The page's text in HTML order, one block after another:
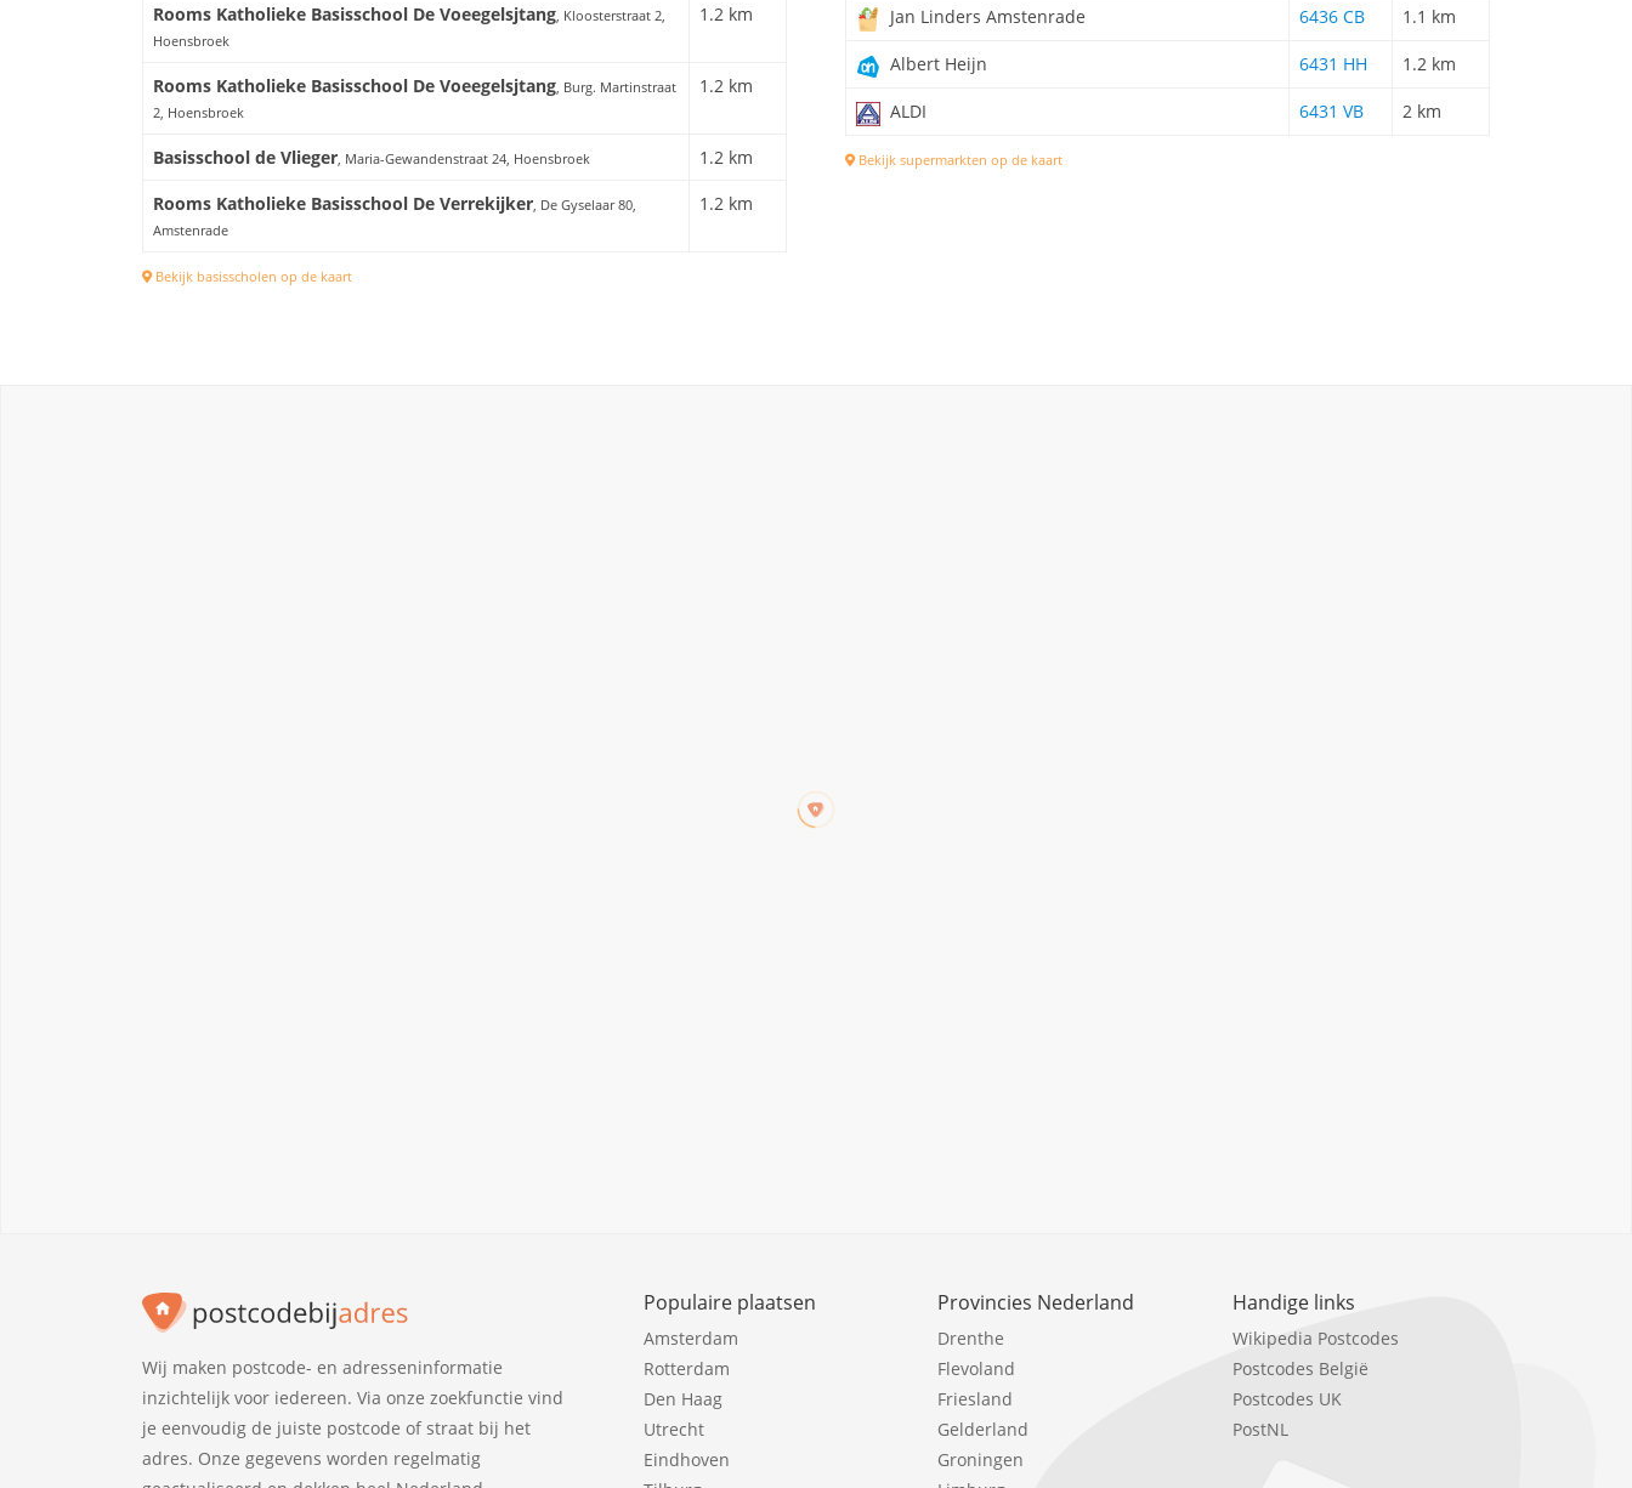
Rooms Katholieke Basisschool De Voeegelsjtang, Kloosterstraat 2,
Hoensbroek
1.2 km
Rooms Katholieke Basisschool De Voeegelsjtang, Burg. Martinstraat
2, Hoensbroek
1.2 km
Basisschool de Vlieger, Maria-Gewandenstraat 24, Hoensbroek
1.2 km
Rooms Katholieke Basisschool De Verrekijker, De Gyselaar 80,
Amstenrade
1.2 km
Bekijk basisscholen op de kaart
Jan Linders Amstenrade 6436 CB 1.1 km
Albert Heijn 6431 HH 1.2 km
ALDI 6431 VB 2 km
Bekijk supermarkten op de kaart
Wij maken postcode- en adresseninformatie
inzichtelijk voor iedereen. Via onze zoekfunctie vind
je eenvoudig de juiste postcode of straat bij het
adres. Onze gegevens worden regelmatig
Populaire plaatsen
Amsterdam
Rotterdam
Den Haag
Utrecht
Eindhoven
Provincies Nederland
Drenthe
Flevoland
Friesland
Gelderland
Groningen
Handige links
Wikipedia Postcodes
Postcodes België
Postcodes UK
PostNL